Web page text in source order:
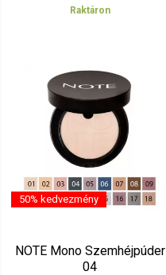
Raktáron
50% kedvezmény
NOTE Mono Szemhéjpúder
04